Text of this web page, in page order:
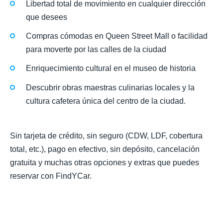
Libertad total de movimiento en cualquier dirección
que desees
Compras cómodas en Queen Street Mall o facilidad
para moverte por las calles de la ciudad
Enriquecimiento cultural en el museo de historia
Descubrir obras maestras culinarias locales y la
cultura cafetera única del centro de la ciudad.
Sin tarjeta de crédito, sin seguro (CDW, LDF, cobertura
total, etc.), pago en efectivo, sin depósito, cancelación
gratuita y muchas otras opciones y extras que puedes
reservar con FindYCar.